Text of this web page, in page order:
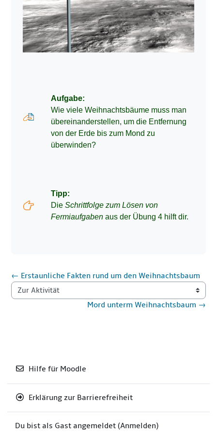
Aufgabe:
Wie viele Weihnachtsbäume muss man
übereinanderstellen, um die Entfernung
von der Erde bis zum Mond zu
überwinden?
Tipp:
Die Schrittfolge zum Lösen von
Fermiaufgaben aus der Übung 4 hilft dir.
← Erstaunliche Fakten rund um den Weihnachtsbaum
Zur Aktivität
Mord unterm Weihnachtsbaum →
Hilfe für Moodle
Erklärung zur Barrierefreiheit
Du bist als Gast angemeldet (Anmelden)